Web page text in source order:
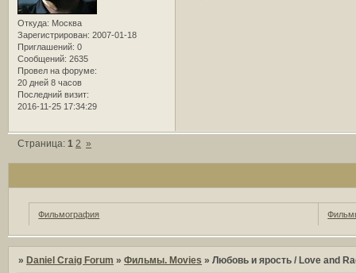
Откуда: Москва
Зарегистрирован: 2007-01-18
Приглашений: 0
Сообщений: 2635
Провел на форуме:
20 дней 8 часов
Последний визит:
2016-11-25 17:34:29
Страница:1 2 »
Фильмография
» Daniel Craig Forum »Фильмы. Movies »Любовь и ярость / Love and